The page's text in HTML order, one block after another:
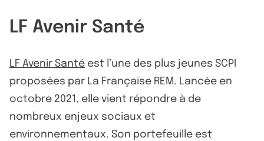
LF Avenir Santé
LF Avenir Santé est l’une des plus jeunes SCPI
proposées par La Française REM. Lancée en
octobre 2021, elle vient répondre à de
nombreux enjeux sociaux et
environnementaux. Son portefeuille est